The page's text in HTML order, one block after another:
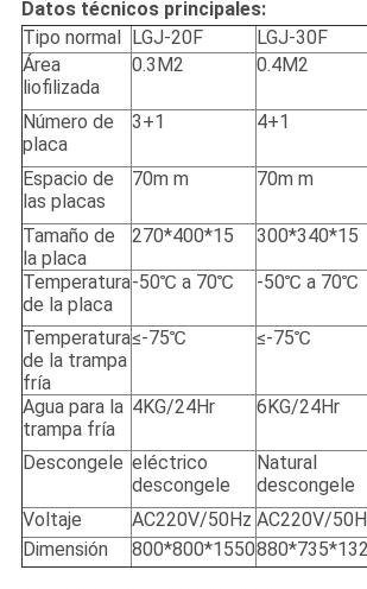
Datos técnicos principales:
Tipo normal
LGJ-20F LGJ-30F
Área
liofilizada
0.3M2 0.4M2
Número de
placa
3+1 4+1
Espacio de
las placas
70m m 70m m
Tamaño de
la placa
270*400*15 300*340*15
Temperatura
de la placa
-50℃ a 70℃ -50℃ a 70℃
Temperatura
de la trampa
fría
≤-75℃ ≤-75℃
Agua para la
trampa fría
4KG/24Hr 6KG/24Hr
Descongele eléctrico
descongele
Natural
descongele
Voltaje
AC220V/50Hz AC220V/
Dimensión
800*800*1550